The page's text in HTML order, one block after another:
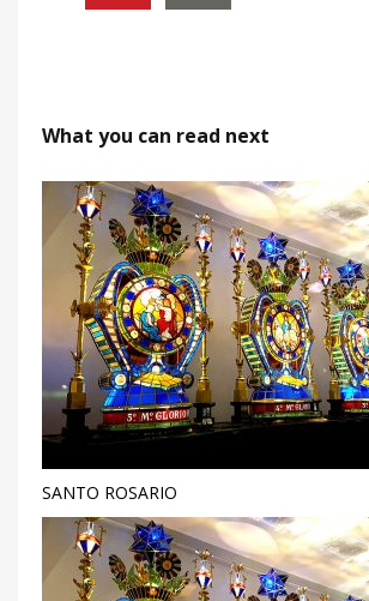
What you can read next
SANTO ROSARIO